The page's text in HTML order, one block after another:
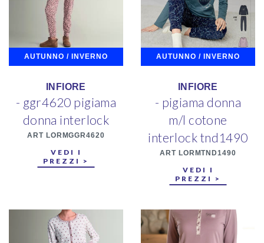
AUTUNNO / INVERNO
INFIORE
- ggr4620 pigiama
donna interlock
ART LORMGGR4620
VEDI I
PREZZI >
AUTUNNO / INVERNO
INFIORE
- pigiama donna
m/l cotone
interlock tnd1490
ART LORMTND1490
VEDI I
PREZZI >